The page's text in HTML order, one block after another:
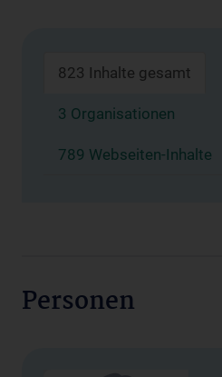
823 Inhalte gesamt
3 Organisationen
789 Webseiten-Inhalte
Personen